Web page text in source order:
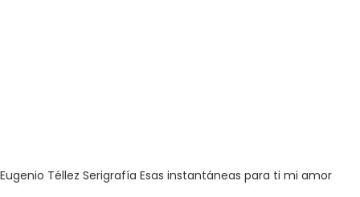
Eugenio Téllez Serigrafía Esas instantáneas para ti mi amor